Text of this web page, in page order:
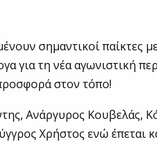
σημαντικοί παίκτες
για τη νέα αγωνιστική
στον τόπο!
Ανάργυρος Κουβελάς,
Χρήστος ενώ έπεται